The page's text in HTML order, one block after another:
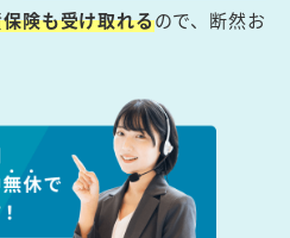
険も受け取れるので、断然お